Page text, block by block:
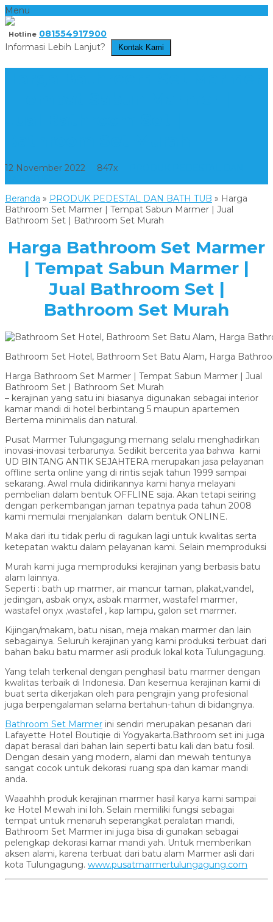
Menu
Hotline 081554917900
Informasi Lebih Lanjut?
Kontak Kami
12 November 2022 847x
Beranda » PRODUK PEDESTAL DAN BATH TUB » Harga
Bathroom Set Marmer | Tempat Sabun Marmer | Jual
Bathroom Set | Bathroom Set Murah
Harga Bathroom Set Marmer
| Tempat Sabun Marmer |
Jual Bathroom Set |
Bathroom Set Murah
Bathroom Set Hotel, Bathroom Set Batu Alam, Harga
Harga Bathroom Set Marmer | Tempat Sabun Marmer | Jual
Bathroom Set | Bathroom Set Murah
– kerajinan yang satu ini biasanya digunakan sebagai interior
kamar mandi di hotel berbintang 5 maupun apartemen
Bertema minimalis dan natural.
Pusat Marmer Tulungagung memang selalu menghadirkan
inovasi-inovasi terbarunya. Sedikit bercerita yaa bahwa kami
UD BINTANG ANTIK SEJAHTERA merupakan jasa pelayanan
offline serta online yang di rintis sejak tahun 1999 sampai
sekarang. Awal mula didirikannya kami hanya melayani
pembelian dalam bentuk OFFLINE saja. Akan tetapi seiring
dengan perkembangan jaman tepatnya pada tahun 2008
kami memulai menjalankan dalam bentuk ONLINE.
Maka dari itu tidak perlu di ragukan lagi untuk kwalitas serta
ketepatan waktu dalam pelayanan kami. Selain memproduksi
Murah kami juga memproduksi kerajinan yang berbasis batu
alam lainnya.
Seperti : bath up marmer, air mancur taman, plakat,vandel,
jedingan, asbak onyx, asbak marmer, wastafel marmer,
wastafel onyx ,wastafel , kap lampu, galon set marmer.
Kijingan/makam, batu nisan, meja makan marmer dan lain
sebagainya. Seluruh kerajinan yang kami produksi terbuat dari
bahan baku batu marmer asli produk lokal kota Tulungagung.
Yang telah terkenal dengan penghasil batu marmer dengan
kwalitas terbaik di Indonesia. Dan kesemua kerajinan kami di
buat serta dikerjakan oleh para pengrajin yang profesional
juga berpengalaman selama bertahun-tahun di bidangnya.
Bathroom Set Marmer ini sendiri merupakan pesanan dari
Lafayette Hotel Boutiqie di Yogyakarta.Bathroom set ini juga
dapat berasal dari bahan lain seperti batu kali dan batu fosil.
Dengan desain yang modern, alami dan mewah tentunya
sangat cocok untuk dekorasi ruang spa dan kamar mandi
anda.
Waaahhh produk kerajinan marmer hasil karya kami sampai
ke Hotel Mewah ini loh. Selain memiliki fungsi sebagai
tempat untuk menaruh seperangkat peralatan mandi,
Bathroom Set Marmer ini juga bisa di gunakan sebagai
pelengkap dekorasi kamar mandi yah. Untuk memberikan
aksen alami, karena terbuat dari batu alam Marmer asli dari
kota Tulungagung. www.pusatmarmertulungagung.com